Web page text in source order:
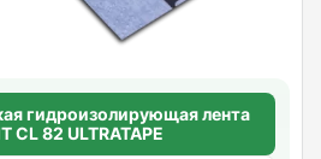
гидроизолирующая лента
CL 82 ULTRATAPE